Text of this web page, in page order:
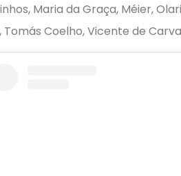
Maria da Graça, Méier,
Tomás Coelho, Vicente de